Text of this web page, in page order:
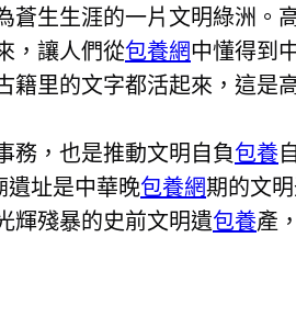
生生涯的一片文明綠洲。
，讓人們從包養網中懂得到
里的文字都活起來，這是
務，也是推動文明自負包養
遺址是中華晚包養網期的文
輝殘暴的史前文明遺包養產